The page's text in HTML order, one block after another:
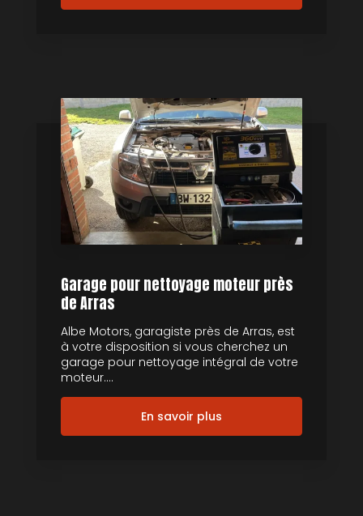
Garage pour nettoyage moteur près
de Arras
Albe Motors, garagiste près de Arras, est
à votre disposition si vous cherchez un
garage pour nettoyage intégral de votre
moteur....
En savoir plus